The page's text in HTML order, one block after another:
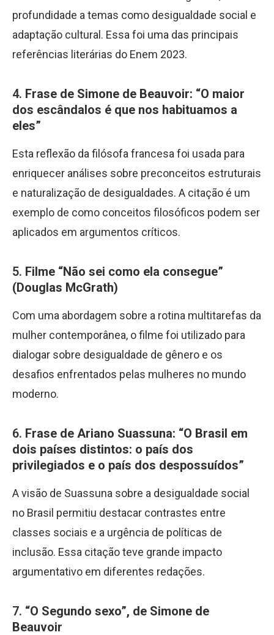
profundidade a temas como desigualdade social e
adaptação cultural. Essa foi uma das principais
referências literárias do Enem 2023.
4. Frase de Simone de Beauvoir: “O maior
dos escândalos é que nos habituamos a
eles”
Esta reflexão da filósofa francesa foi usada para
enriquecer análises sobre preconceitos estruturais
e naturalização de desigualdades. A citação é um
exemplo de como conceitos filosóficos podem ser
aplicados em argumentos críticos.
5. Filme “Não sei como ela consegue”
(Douglas McGrath)
Com uma abordagem sobre a rotina multitarefas da
mulher contemporânea, o filme foi utilizado para
dialogar sobre desigualdade de gênero e os
desafios enfrentados pelas mulheres no mundo
moderno.
6. Frase de Ariano Suassuna: “O Brasil em
dois países distintos: o país dos
privilegiados e o país dos despossuídos”
A visão de Suassuna sobre a desigualdade social
no Brasil permitiu destacar contrastes entre
classes sociais e a urgência de políticas de
inclusão. Essa citação teve grande impacto
argumentativo em diferentes redações.
7. “O Segundo sexo”, de Simone de
Beauvoir